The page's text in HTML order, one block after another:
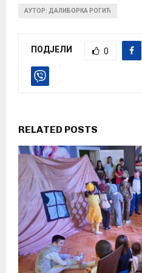
АУТОР: ДАЛИБОРКА РОГИЋ
ПОДЈЕЛИ 0
RELATED POSTS